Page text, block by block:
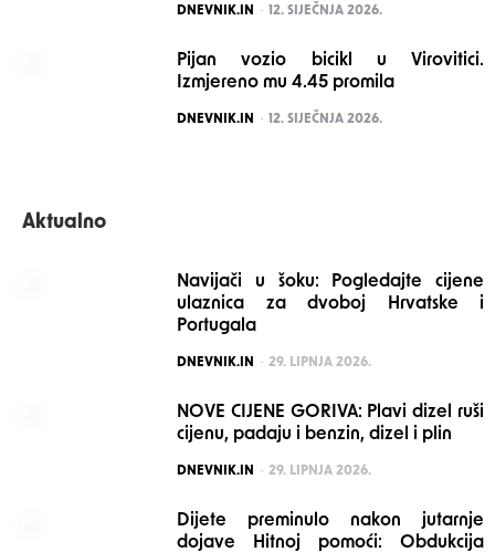
POSTED
DNEVNIK.IN 12. SIJEČNJA 2026.
Pijan vozio bicikl u Virovitici.
Izmjereno mu 4.45 promila
POSTED
DNEVNIK.IN 12. SIJEČNJA 2026.
Aktualno
Navijači u šoku: Pogledajte cijene
ulaznica za dvoboj Hrvatske i
Portugala
POSTED
DNEVNIK.IN 29. LIPNJA 2026.
NOVE CIJENE GORIVA: Plavi dizel ruši
cijenu, padaju i benzin, dizel i plin
POSTED
DNEVNIK.IN 29. LIPNJA 2026.
Dijete preminulo nakon jutarnje
dojave Hitnoj pomoći: Obdukcija